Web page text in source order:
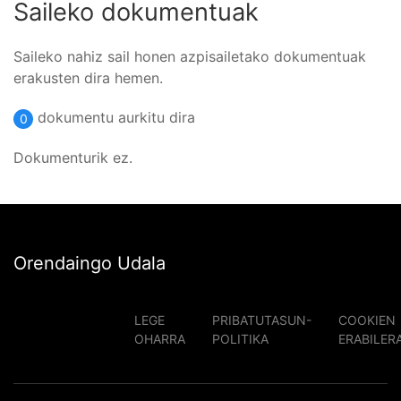
Saileko dokumentuak
Saileko nahiz sail honen azpisailetako dokumentuak
erakusten dira hemen.
0 dokumentu aurkitu dira
Dokumenturik ez.
Orendaingo Udala
LEGE
OHARRA
PRIBATUTASUN-
POLITIKA
COOKIEN